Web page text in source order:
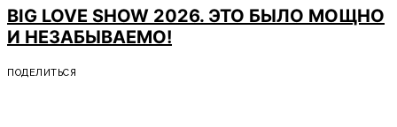
BIG LOVE SHOW 2026. ЭТО БЫЛО МОЩНО
И НЕЗАБЫВАЕМО!
ПОДЕЛИТЬСЯ